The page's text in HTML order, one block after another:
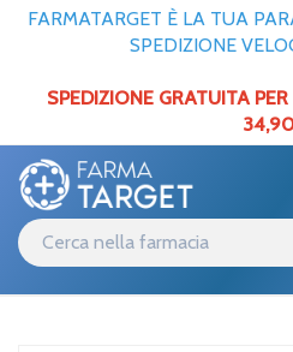
FARMATARGET È LA TUA
SPEDIZIONE
SPEDIZIONE GRATUITA